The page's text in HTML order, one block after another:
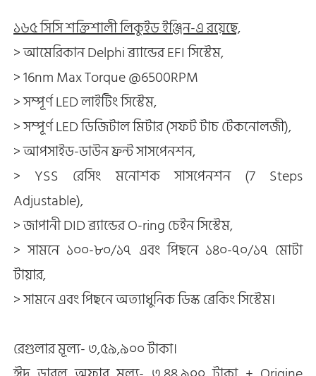
১৬৫ সিসি শক্তিশালী লিকুইড ইঞ্জিন-এ রয়েছে,
> আমেরিকান Delphi ব্র্যান্ডের EFI সিস্টেম,
> 16nm Max Torque @6500RPM
> সম্পূর্ণ LED লাইটিং সিস্টেম,
> সম্পূর্ণ LED ডিজিটাল মিটার (সফট টাচ টেকনোলজী),
> আপসাইড-ডাউন ফ্রন্ট সাসপেনশন,
> YSS রেসিং মনোশক সাসপেনশন (7 Steps
Adjustable),
> জাপানী DID ব্র্যান্ডের O-ring চেইন সিস্টেম,
> সামনে ১০০-৮০/১৭ এবং পিছনে ১৪০-৭০/১৭ মোটা
টায়ার,
> সামনে এবং পিছনে অত্যাধুনিক ডিস্ক ব্রেকিং সিস্টেম।
রেগুলার মূল্য- ৩,৫৯,৯০০ টাকা।